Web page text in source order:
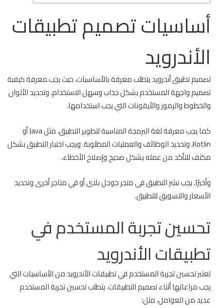
أساسيات تصميم تطبيقات
الأندرويد
تصميم تطبيق أندرويد يتطلب معرفة بالأساسيات، حيث يجب معرفة كيفية
تصميم واجهة المستخدم بشكل جذاب وسهل الاستخدام، وتحديد الألوان
والخطوط والرموز والأيقونات التي يجب استخدامها.
كما يجب معرفة لغة البرمجة المناسبة لتطوير التطبيق، مثل Java أو
Kotlin، وتحديد الوظائف والعمليات المطلوبة. ويجب اختبار التطبيق بشكل
مكثف للتأكد من عمله بشكل صحيح وإصلاح الأخطاء.
وأخيرًا، يجب نشر التطبيق في متجر جوجل بلاي أو في متاجر أخرى وتحديد
الأسعار والتسويق للتطبيق.
تحسين تجربة المستخدم في
تطبيقات الأندرويد
تعتبر تحسين تجربة المستخدم في تطبيقات الأندرويد من الأساسيات التي
يجب مراعاتها أثناء تصميم التطبيقات. يتطلب تحسين تجربة المستخدم
عديد من العوامل، مثل: